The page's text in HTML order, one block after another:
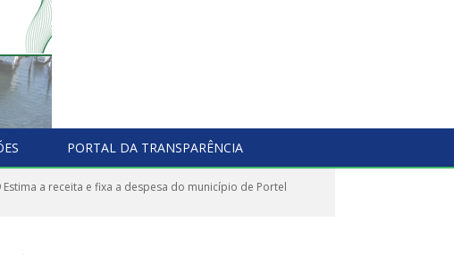
PORTAL DA TRANSPARÊNCIA
Estima a receita e fixa a despesa do município de Portel